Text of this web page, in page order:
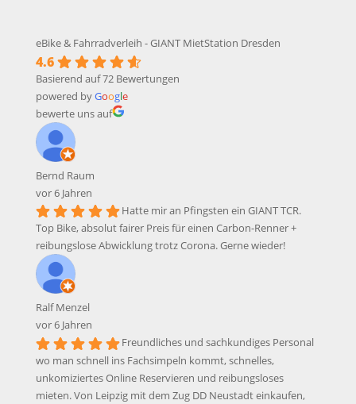
eBike & Fahrradverleih - GIANT MietStation Dresden
4.6
Basierend auf 72 Bewertungen
powered byGoogle
bewerte uns auf
Bernd Raum
vor 6 Jahren
Hatte mir an Pfingsten ein GIANT TCR.
Top Bike, absolut fairer Preis für einen Carbon-Renner +
reibungslose Abwicklung trotz Corona. Gerne wieder!
Ralf Menzel
vor 6 Jahren
Freundliches und sachkundiges Personal
wo man schnell ins Fachsimpeln kommt, schnelles,
unkomiziertes Online Reservieren und reibungsloses
mieten. Von Leipzig mit dem Zug DD Neustadt einkaufen,